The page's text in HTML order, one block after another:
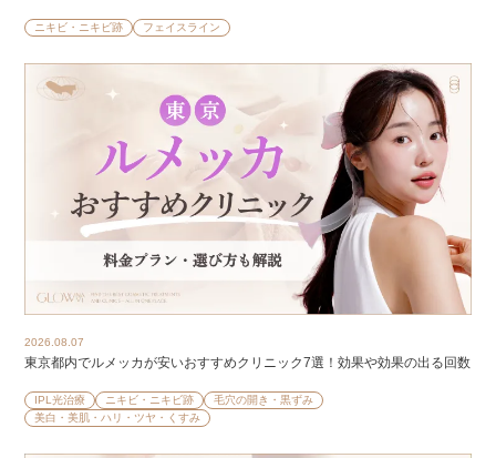
ニキビ・ニキビ跡 フェイスライン
2026.08.07
東京都内でルメッカが安いおすすめクリニック7選！効果や効果の出る回数
IPL光治療 ニキビ・ニキビ跡
毛穴の開き・黒ずみ
美白・美肌・ハリ・ツヤ・くすみ